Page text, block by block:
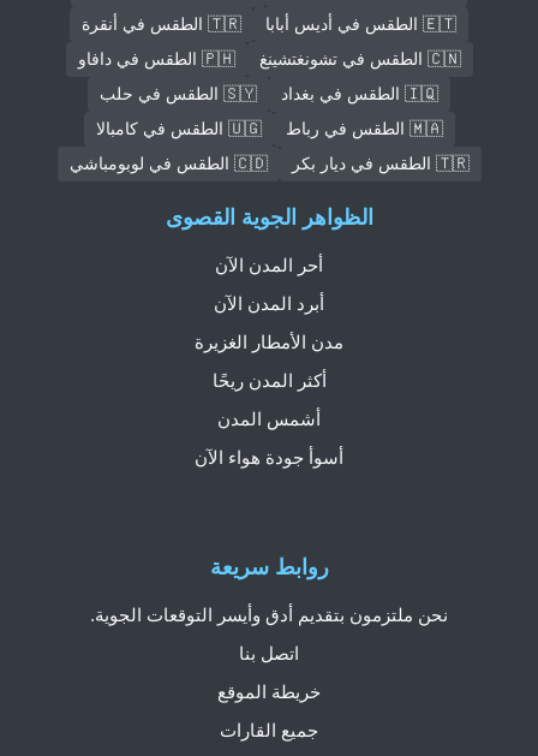
🇪🇹 الطقس في أديس أبابا
🇹🇷 الطقس في أنقرة
🇨🇳 الطقس في تشونغتشينغ
🇵🇭 الطقس في دافاو
🇮🇶 الطقس في بغداد
🇸🇾 الطقس في حلب
🇲🇦 الطقس في رباط
🇺🇬 الطقس في كامبالا
🇹🇷 الطقس في ديار بكر
🇨🇩 الطقس في لوبومباشي
روابط سريعة
نحن ملتزمون بتقديم أدق وأيسر التوقعات الجوية.
اتصل بنا
خريطة الموقع
جميع القارات
الظواهر الجوية القصوى
أحر المدن الآن
أبرد المدن الآن
مدن الأمطار الغزيرة
أكثر المدن ريحًا
أشمس المدن
أسوأ جودة هواء الآن